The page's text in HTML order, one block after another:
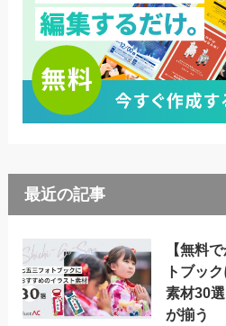
最近の記事
【無料
トブッ
素材30
が揃う